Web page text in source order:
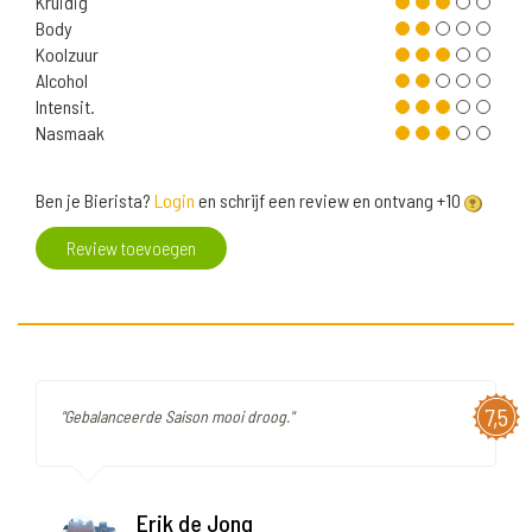
Body
Koolzuur
Alcohol
Intensit.
Nasmaak
Ben je Bierista? Login en schrijf een review en ontvang +10
Review toevoegen
7,5
"Gebalanceerde Saison mooi droog."
Erik de Jong